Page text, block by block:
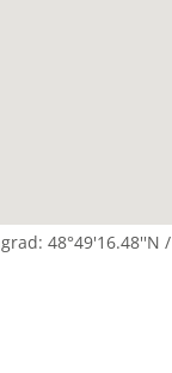
48°49'16.48''N /